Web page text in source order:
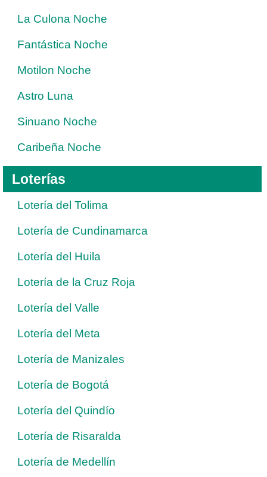
La Culona Noche
Fantástica Noche
Motilon Noche
Astro Luna
Sinuano Noche
Caribeña Noche
Loterías
Lotería del Tolima
Lotería de Cundinamarca
Lotería del Huila
Lotería de la Cruz Roja
Lotería del Valle
Lotería del Meta
Lotería de Manizales
Lotería de Bogotá
Lotería del Quindío
Lotería de Risaralda
Lotería de Medellín